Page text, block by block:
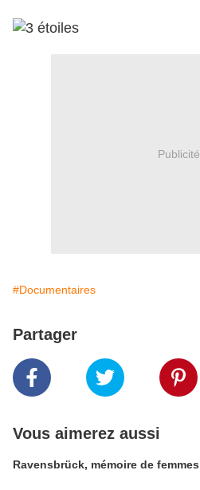
Publicité
#Documentaires
Partager
Vous aimerez aussi
Ravensbrück, mémoire de femmes